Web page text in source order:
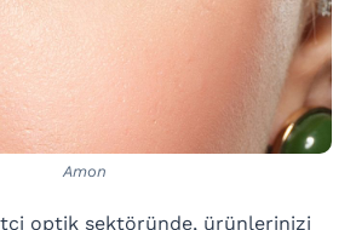
Amon
optik sektöründe, ürünlerinizi